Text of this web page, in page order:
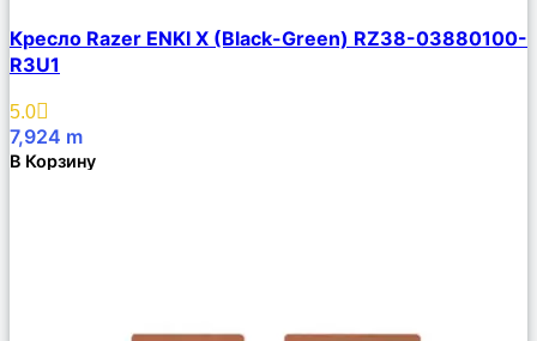
Описание
Избранное
Кресло Razer ENKI X (Black-Green) RZ38-03880100-
R3U1
5.0
7,924 m
В Корзину